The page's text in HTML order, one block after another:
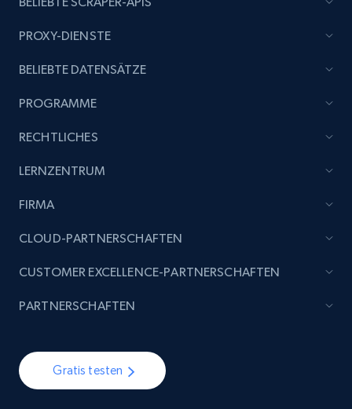
PROXY-DIENSTE
BELIEBTE DATENSÄTZE
PROGRAMME
RECHTLICHES
LERNZENTRUM
FIRMA
Gratis testen
CLOUD-PARTNERSCHAFTEN
CUSTOMER EXCELLENCE-PARTNERSCHAFTEN
PARTNERSCHAFTEN